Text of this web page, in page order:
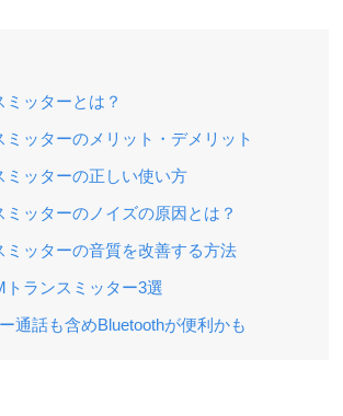
ミッターとは？
ミッターのメリット・デメリット
ミッターの正しい使い方
ミッターのノイズの原因とは？
ミッターの音質を改善する方法
トランスミッター3選
通話も含めBluetoothが便利かも